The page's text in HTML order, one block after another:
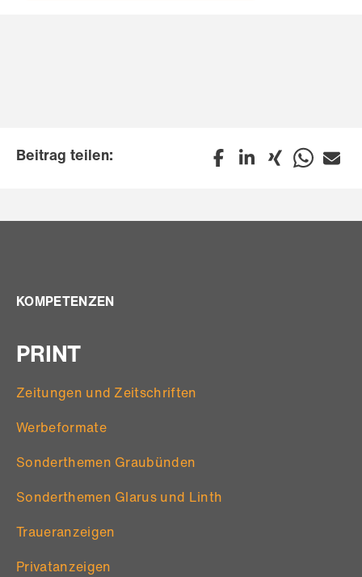
Beitrag teilen:
KOMPETENZEN
PRINT
Zeitungen und Zeitschriften
Werbeformate
Sonderthemen Graubünden
Sonderthemen Glarus und Linth
Traueranzeigen
Privatanzeigen